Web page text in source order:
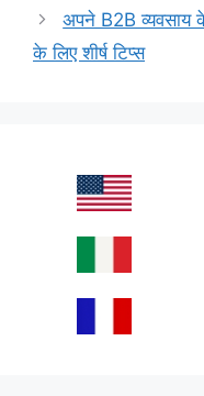
अपने B2B व्यवसाय
के लिए शीर्ष टिप्स